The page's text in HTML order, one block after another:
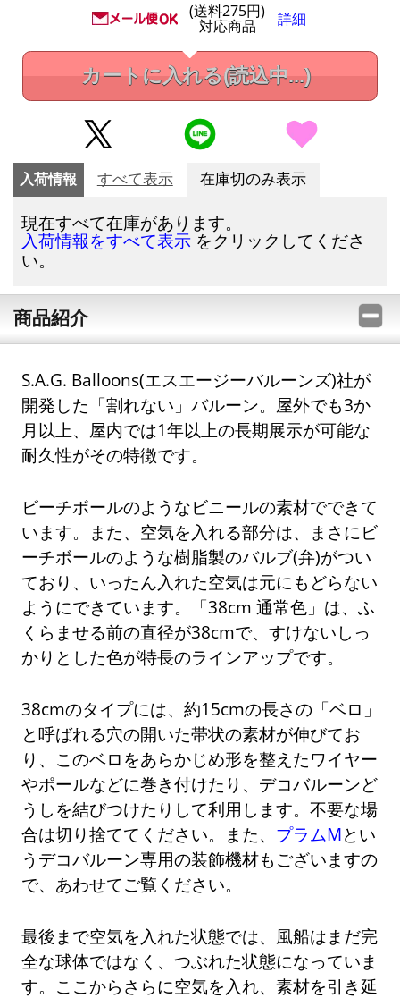
(送料275円)
対応商品 詳細
カートに入れる(読込中...)
入荷情報 すべて表示 在庫切のみ表示
現在すべて在庫があります。
入荷情報をすべて表示 をクリックしてくださ
い。
商品紹介
S.A.G. Balloons(エスエージーバルーンズ)社が
開発した「割れない」バルーン。屋外でも3か
月以上、屋内では1年以上の長期展示が可能な
耐久性がその特徴です。
ビーチボールのようなビニールの素材でできて
います。また、空気を入れる部分は、まさにビ
ーチボールのような樹脂製のバルブ(弁)がつい
ており、いったん入れた空気は元にもどらない
ようにできています。「38cm 通常色」は、ふ
くらませる前の直径が38cmで、すけないしっ
かりとした色が特長のラインアップです。
38cmのタイプには、約15cmの長さの「ベロ」
と呼ばれる穴の開いた帯状の素材が伸びてお
り、このベロをあらかじめ形を整えたワイヤー
やポールなどに巻き付けたり、デコバルーンど
うしを結びつけたりして利用します。不要な場
合は切り捨ててください。また、 プラムMとい
うデコバルーン専用の装飾機材もございますの
で、あわせてご覧ください。
最後まで空気を入れた状態では、風船はまだ完
全な球体ではなく、つぶれた状態になっていま
す。ここからさらに空気を入れ、素材を引き延